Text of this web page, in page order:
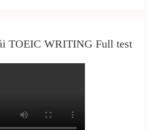
TOEIC WRITING Full test